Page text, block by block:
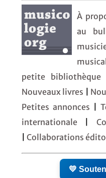
À
au
petite bibliothèque
Nouveaux livres
Petites annonces
|
internationale
Collaborations
💛